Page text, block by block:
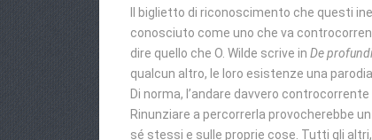
Il biglietto di riconoscimento che questi
conosciuto come uno che va
dire quello che O. Wilde scrive in De
qualcun altro, le loro esistenze una
Di norma, l’andare davvero
Rinunziare a percorrerla provocherebbe
sé stessi e sulle proprie cose. Tutti gli